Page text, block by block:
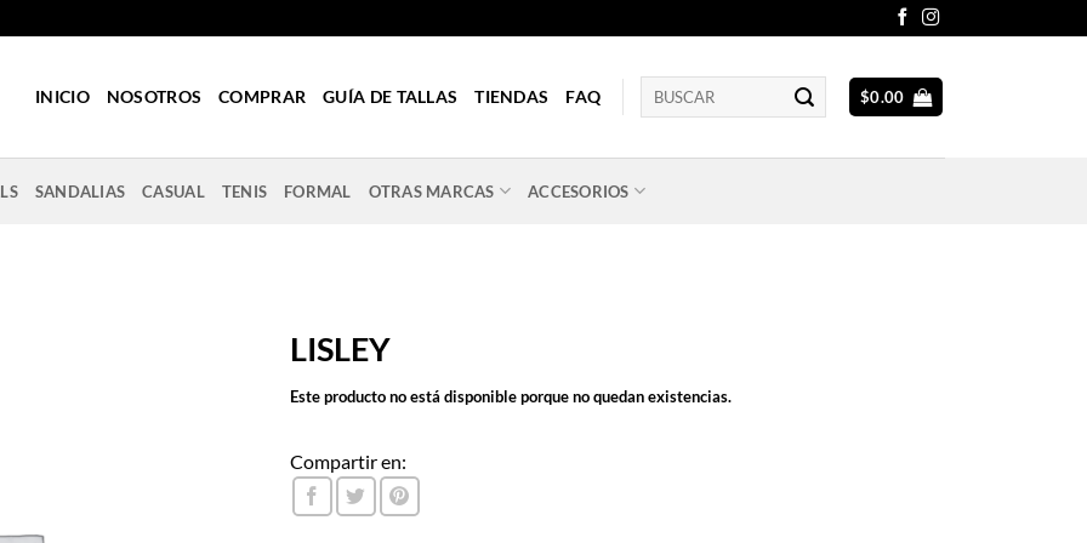
INICIO NOSOTROS COMPRAR GUÍA DE TALLAS TIENDAS FAQ
Buscar
$0.00
SANDALIAS CASUAL TENIS FORMAL OTRAS MARCAS ACCESORIOS
LISLEY
Este producto no está disponible porque no quedan existencias.
Compartir en: